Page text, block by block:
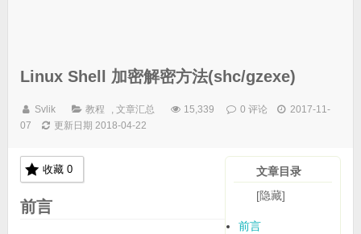
Linux Shell 加密解密方法(shc/gzexe)
Svlik 教程 , 文章汇总 15,339 0 评论
2017-11-
07
更新日期 2018-04-22
文章目录
[隐藏]
前言
收藏 0
前言